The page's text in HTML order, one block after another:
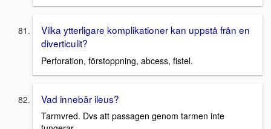
Vilka ytterligare komplikationer kan uppstå från en
diverticulit?
Perforation, förstoppning, abcess, fistel.
Vad innebär ileus?
Tarmvred. Dvs att passagen genom tarmen inte